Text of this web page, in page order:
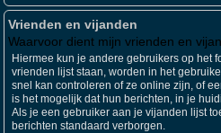
Vrienden en vijanden
Waarvoor dient mijn vrienden en
Hiermee kun je andere gebruikers op het
vrienden lijst staan, worden in het
snel kan controleren of ze online zijn, of
is het mogelijk dat hun berichten, in je
Als je een gebruiker aan je vijanden lijst
berichten standaard verborgen.